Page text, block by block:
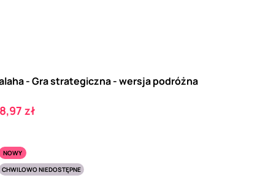
- Gra strategiczna - wersja podróżna
zł
NOWY
CHWILOWO NIEDOSTĘPNE